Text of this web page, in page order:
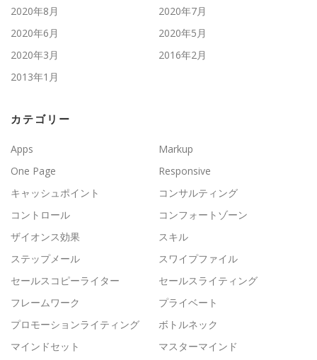
2020年8月
2020年7月
2020年6月
2020年5月
2020年3月
2016年2月
2013年1月
カテゴリー
Apps
Markup
One Page
Responsive
キャッシュポイント
コンサルティング
コントロール
コンフォートゾーン
ザイオンス効果
スキル
ステップメール
スワイプファイル
セールスコピーライター
セールスライティング
フレームワーク
プライベート
プロモーションライティング
ボトルネック
マインドセット
マスターマインド